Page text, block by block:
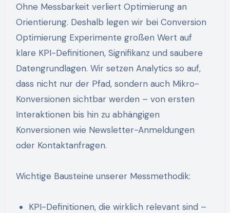
Ohne Messbarkeit verliert Optimierung an
Orientierung. Deshalb legen wir bei Conversion
Optimierung Experimente großen Wert auf
klare KPI-Definitionen, Signifikanz und saubere
Datengrundlagen. Wir setzen Analytics so auf,
dass nicht nur der Pfad, sondern auch Mikro-
Konversionen sichtbar werden – von ersten
Interaktionen bis hin zu abhängigen
Konversionen wie Newsletter-Anmeldungen
oder Kontaktanfragen.
Wichtige Bausteine unserer Messmethodik:
KPI-Definitionen, die wirklich relevant sind –